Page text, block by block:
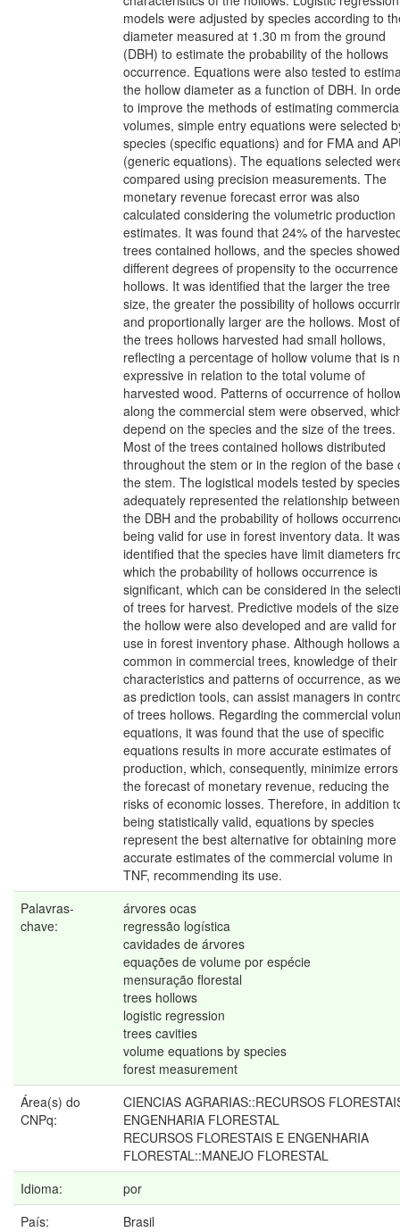
models were adjusted by species according to
diameter measured at 1.30 m from the ground
(DBH) to estimate the probability of the hollows
occurrence. Equations were also tested to
the hollow diameter as a function of DBH. In
to improve the methods of estimating
volumes, simple entry equations were selected
species (specific equations) and for FMA and
(generic equations). The equations selected
compared using precision measurements. The
monetary revenue forecast error was also
calculated considering the volumetric production
estimates. It was found that 24% of the
trees contained hollows, and the species showed
different degrees of propensity to the
hollows. It was identified that the larger the tree
size, the greater the possibility of hollows
and proportionally larger are the hollows. Most of
the trees hollows harvested had small hollows,
reflecting a percentage of hollow volume that is
expressive in relation to the total volume of
harvested wood. Patterns of occurrence of
along the commercial stem were observed,
depend on the species and the size of the trees.
Most of the trees contained hollows distributed
throughout the stem or in the region of the base
the stem. The logistical models tested by species
adequately represented the relationship between
the DBH and the probability of hollows
being valid for use in forest inventory data. It was
identified that the species have limit diameters
which the probability of hollows occurrence is
significant, which can be considered in the
of trees for harvest. Predictive models of the
the hollow were also developed and are valid for
use in forest inventory phase. Although hollows
common in commercial trees, knowledge of their
characteristics and patterns of occurrence, as
as prediction tools, can assist managers in
of trees hollows. Regarding the commercial
equations, it was found that the use of specific
equations results in more accurate estimates of
production, which, consequently, minimize
the forecast of monetary revenue, reducing the
risks of economic losses. Therefore, in addition
being statistically valid, equations by species
represent the best alternative for obtaining more
accurate estimates of the commercial volume in
TNF, recommending its use.
Palavras-
chave:
árvores ocas
regressão logística
cavidades de árvores
equações de volume por espécie
mensuração florestal
trees hollows
logistic regression
trees cavities
volume equations by species
forest measurement
Área(s) do
CNPq:
CIENCIAS AGRARIAS::RECURSOS
ENGENHARIA FLORESTAL
RECURSOS FLORESTAIS E ENGENHARIA
FLORESTAL::MANEJO FLORESTAL
Idioma:
por
País:
Brasil